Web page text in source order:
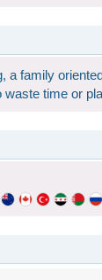
family
waste time or